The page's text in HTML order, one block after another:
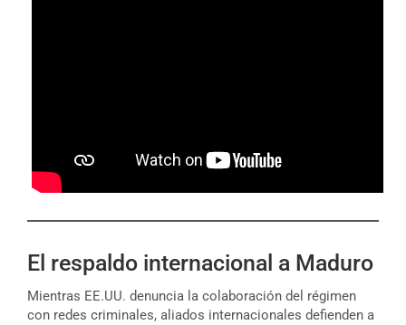
El respaldo internacional a Maduro
Mientras EE.UU. denuncia la colaboración del régimen
con redes criminales, aliados internacionales defienden a